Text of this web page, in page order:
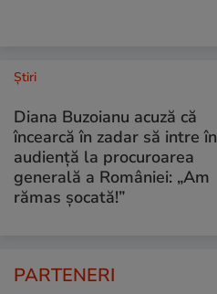
Ştiri
Diana Buzoianu acuză că
încearcă în zadar să intre în
audiență la procuroarea
generală a României: „Am
rămas șocată!”
PARTENERI